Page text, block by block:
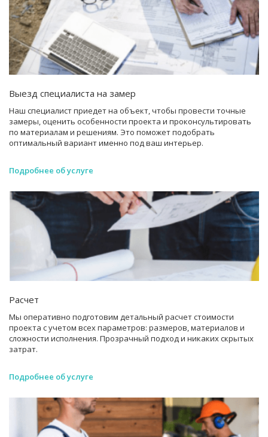
Выезд специалиста на замер
Наш специалист приедет на объект, чтобы провести точные
замеры, оценить особенности проекта и проконсультировать
по материалам и решениям. Это поможет подобрать
оптимальный вариант именно под ваш интерьер.
Подробнее об услуге
Расчет
Мы оперативно подготовим детальный расчет стоимости
проекта с учетом всех параметров: размеров, материалов и
сложности исполнения. Прозрачный подход и никаких скрытых
затрат.
Подробнее об услуге